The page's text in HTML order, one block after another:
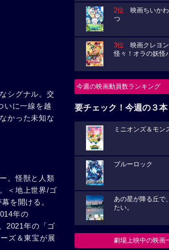
シグナル。交
いに一線を越
かった未知な
。怪獣と人類
＜地上世界/ゴ
を開ける。
年の
2021年の「ゴ
ズ＆東宝が展
2位 映画ちいか
つ
3位 映画クレヨン
怪々！オラの妖怪
今週の映画動員数ランキング
要チェック！今週の３本
ミニオンズ＆モン
ブルーロック
あの星が降る丘で
たい。
劇場上映中の映画